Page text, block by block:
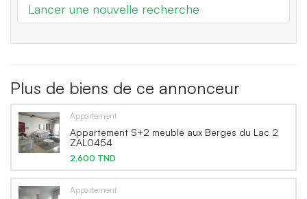
Lancer une nouvelle recherche
Plus de biens de ce annonceur
Appartement
Appartement S+2 meublé aux Berges du Lac 2
ZAL0454
2,600 TND
Appartement